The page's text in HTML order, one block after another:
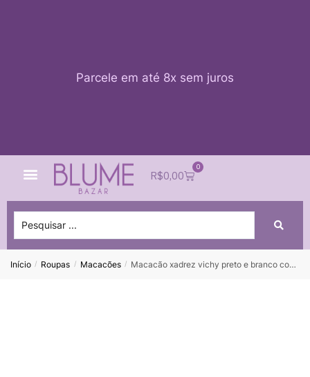
Parcele em até 8x sem juros
R$0,00
0
Início / Roupas / Macacões / Macacão xadrez vichy preto e branco com lurex MY PLACE – P *colecao atual*